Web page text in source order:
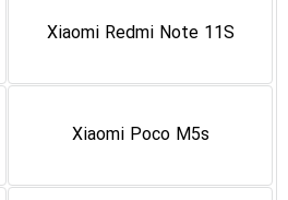
Xiaomi Redmi Note 11S
Xiaomi Poco M5s